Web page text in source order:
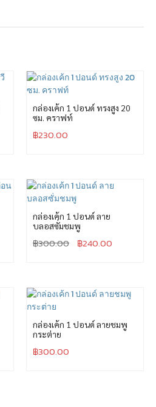
กล่องเค้ก 1 ปอนด์ ทรงสูง 20
ซม. คราฟท์
฿230.00
กล่องเค้ก 1 ปอนด์ ลาย
บลอสซั่มชมพู
฿300.00 ฿240.00
กล่องเค้ก 1 ปอนด์ ลายชมพู
กระต่าย
฿300.00